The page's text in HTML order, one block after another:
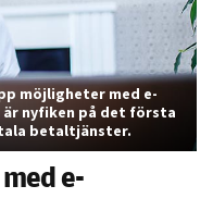
möjligheter med e-
nyfiken på det första
betaltjänster.
e-